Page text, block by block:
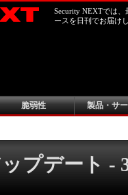
Security NEXTでは
ースを日刊でお届け
脆弱性 製品・サ
ップデート -